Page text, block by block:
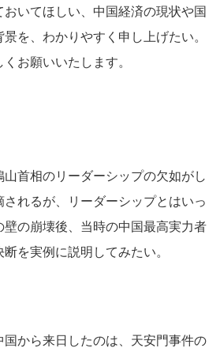
いてほしい、中国経済の現状や国
を、わかりやすく申し上げたい。
お願いいたします。
山首相のリーダーシップの欠如がし
れるが、リーダーシップとはいっ
壁の崩壊後、当時の中国最高実力者
を実例に説明してみたい。
から来日したのは、天安門事件の